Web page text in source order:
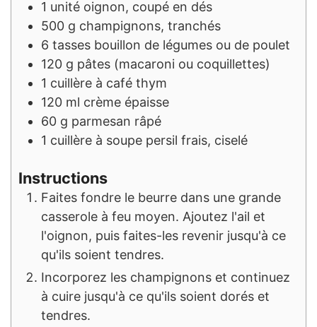
1 unité oignon, coupé en dés
500 g champignons, tranchés
6 tasses bouillon de légumes ou de poulet
120 g pâtes (macaroni ou coquillettes)
1 cuillère à café thym
120 ml crème épaisse
60 g parmesan râpé
1 cuillère à soupe persil frais, ciselé
Instructions
Faites fondre le beurre dans une grande
casserole à feu moyen. Ajoutez l'ail et
l'oignon, puis faites-les revenir jusqu'à ce
qu'ils soient tendres.
Incorporez les champignons et continuez
à cuire jusqu'à ce qu'ils soient dorés et
tendres.